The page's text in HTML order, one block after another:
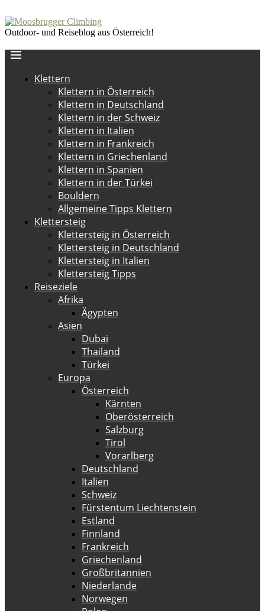
Outdoor- und Reiseblog aus Österreich!
Klettern
Klettern in Österreich
Klettern in Deutschland
Klettern in der Schweiz
Klettern in Italien
Klettern in Frankreich
Klettern in Griechenland
Klettern in Spanien
Klettern in der Türkei
Bouldern
Allgemeine Tipps Klettern
Klettersteig
Klettersteig in Österreich
Klettersteig in Deutschland
Klettersteig in Italien
Klettersteig Tipps
Reiseziele
Afrika
Ägypten
Asien
Dubai
Thailand
Türkei
Europa
Österreich
Kärnten
Oberösterreich
Salzburg
Tirol
Vorarlberg
Deutschland
Italien
Schweiz
Fürstentum Liechtenstein
Estland
Finnland
Frankreich
Griechenland
Großbritannien
Niederlande
Norwegen